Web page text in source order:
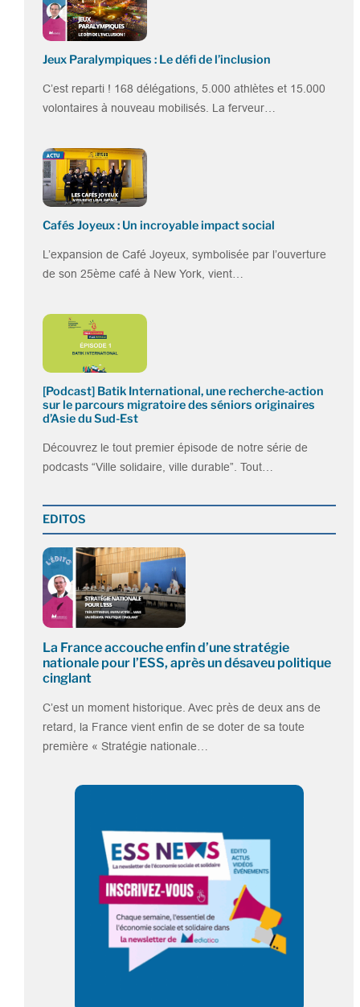
Jeux Paralympiques : Le défi de l’inclusion
C’est reparti ! 168 délégations, 5.000 athlètes et 15.000
volontaires à nouveau mobilisés. La ferveur…
Cafés Joyeux : Un incroyable impact social
L’expansion de Café Joyeux, symbolisée par l’ouverture
de son 25ème café à New York, vient…
[Podcast] Batik International, une recherche-action
sur le parcours migratoire des séniors originaires
d’Asie du Sud-Est
Découvrez le tout premier épisode de notre série de
podcasts “Ville solidaire, ville durable”. Tout…
EDITOS
La France accouche enfin d’une stratégie
nationale pour l’ESS, après un désaveu politique
cinglant
C’est un moment historique. Avec près de deux ans de
retard, la France vient enfin de se doter de sa toute
première « Stratégie nationale…